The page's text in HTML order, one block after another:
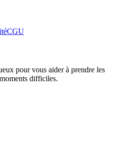
CGU
pour vous aider à prendre les
difficiles.